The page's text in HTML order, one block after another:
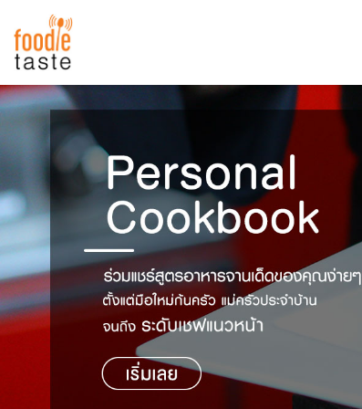
สูตรอาหาร
สูตรอาหารล่าสุด
Top Foodie
พาไปชิม
สารพันก้นครัว
เคล็ดลับน่ารู้
เปรียบเทียบหน่วยการตวง
เปรียบเทียบอุณหภูมิ
เปรียบเทียบน้ำหนักวัตถุดิบ
FoodPedia
สร้าง Cookbook